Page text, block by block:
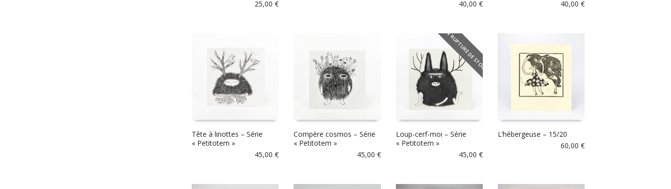
25,00€
40,00€
40,00€
Tête à linottes – Série
« Petitotem »
45,00€
Compère cosmos – Série
« Petitotem »
45,00 €
EN RUPTURE DE STOCK
Loup-cerf-moi – Série
« Petitotem »
45,00€
L’hébergeuse – 15/20
60,00€